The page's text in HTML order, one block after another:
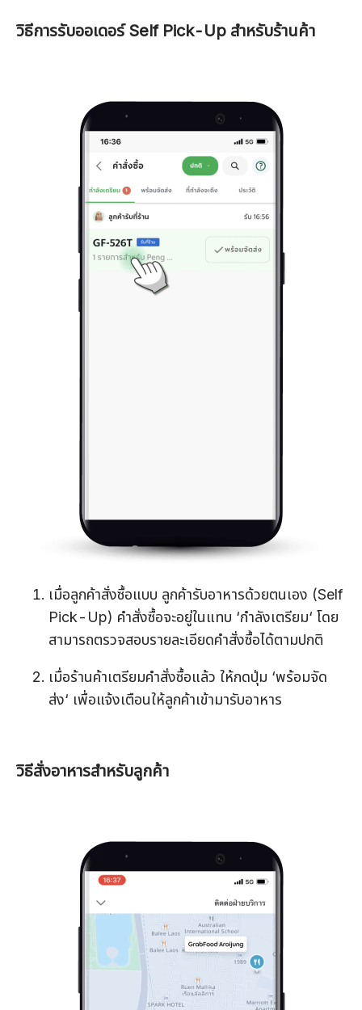
วิธีการรับออเดอร์ Self Pick-Up สำหรับร้านค้า
เมื่อลูกค้าสั่งซื้อแบบ ลูกค้ารับอาหารด้วยตนเอง (Self
Pick-Up) คำสั่งซื้อจะอยู่ในแทบ ‘กำลังเตรียม‘ โดย
สามารถตรวจสอบรายละเอียดคำสั่งซื้อได้ตามปกติ
เมื่อร้านค้าเตรียมคำสั่งซื้อแล้ว ให้กดปุ่ม ‘พร้อมจัด
ส่ง‘ เพื่อแจ้งเตือนให้ลูกค้าเข้ามารับอาหาร
วิธีสั่งอาหารสำหรับลูกค้า